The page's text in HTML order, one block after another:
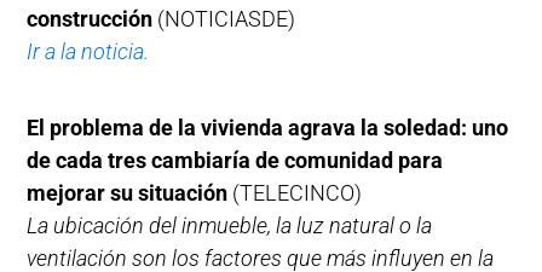
construcción (NOTICIASDE)
Ir a la noticia.
El problema de la vivienda agrava la soledad: uno
de cada tres cambiaría de comunidad para
mejorar su situación (TELECINCO)
La ubicación del inmueble, la luz natural o la
ventilación son los factores que más influyen en la